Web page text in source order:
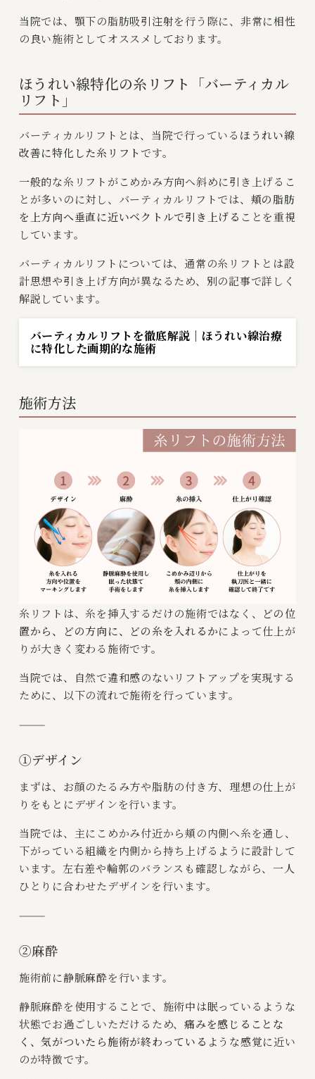
当院では、顎下の脂肪吸引注射を行う際に、非常に相性
の良い施術としてオススメしております。
ほうれい線特化の糸リフト「バーティカル
リフト」
バーティカルリフトとは、当院で行っている ほうれい線
改善に特化した糸リフト です。
一般的な糸リフトがこめかみ方向へ斜めに引き上げるこ
とが多いのに対し、バーティカルリフトでは、 頬の脂肪
を上方向へ垂直に近いベクトルで引き上げる ことを重視
しています。
バーティカルリフトについては、通常の糸リフトとは設
計思想や引き上げ方向が異なるため、別の記事で詳しく
解説しています。
バーティカルリフトを徹底解説｜ほうれい線治療
に特化した画期的な施術
施術方法
糸リフトは、糸を挿入するだけの施術ではなく、
どの位
置から、どの方向に、どの糸を入れるかによって仕上が
りが大きく変わる施術です。
当院では、自然で違和感のないリフトアップを実現する
ために、以下の流れで施術を行っています。
⸻
①デザイン
まずは、お顔のたるみ方や脂肪の付き方、理想の仕上が
りをもとにデザインを行います。
当院では、主にこめかみ付近から頬の内側へ糸を通し、
下がっている組織を内側から持ち上げるように設計して
います。左右差や輪郭のバランスも確認しながら、一人
ひとりに合わせたデザインを行います。
⸻
②麻酔
施術前に静脈麻酔を行います。
静脈麻酔を使用することで、施術中は眠っているような
状態でお過ごしいただけるため、痛みを感じることな
く、気がついたら施術が終わっている ような感覚に近い
のが特徴です。